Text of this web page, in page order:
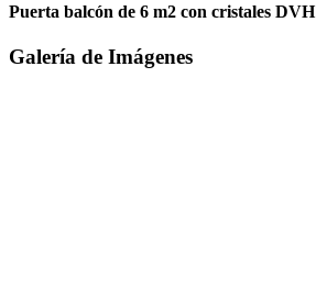
Puerta balcón de 6 m2 con cristales DVH
Galería de Imágenes